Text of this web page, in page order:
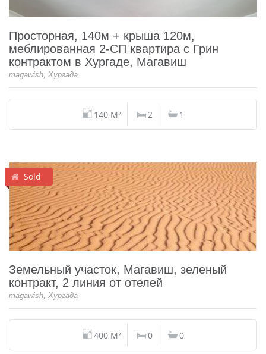
Просторная, 140м + крыша 120м,
меблированная 2-СП квартира с Грин
контрактом в Хургаде, Магавиш
magawish, Хургада
140 M² 2 1
Sold
Земельный участок, Магавиш, зеленый
контракт, 2 линия от отелей
magawish, Хургада
400 M² 0 0